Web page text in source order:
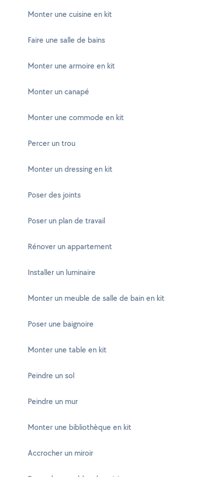
Monter une cuisine en kit
Faire une salle de bains
Monter une armoire en kit
Monter un canapé
Monter une commode en kit
Percer un trou
Monter un dressing en kit
Poser des joints
Poser un plan de travail
Rénover un appartement
Installer un luminaire
Monter un meuble de salle de bain en kit
Poser une baignoire
Monter une table en kit
Peindre un sol
Peindre un mur
Monter une bibliothèque en kit
Accrocher un miroir